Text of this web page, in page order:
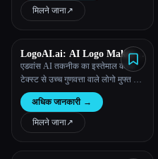
मिलने जाना↗︎
LogoAI.ai: AI Logo Maker
Free Online
एडवांस AI तकनीक का इस्तेमाल करके
टेक्स्ट से उच्च गुणवत्ता वाले लोगो मुफ्त में
बनाएं।
अधिक जानकारी →
मिलने जाना↗︎